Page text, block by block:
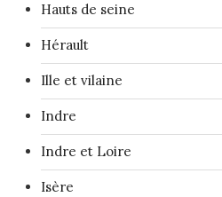
Hauts de seine
Hérault
Ille et vilaine
Indre
Indre et Loire
Isère